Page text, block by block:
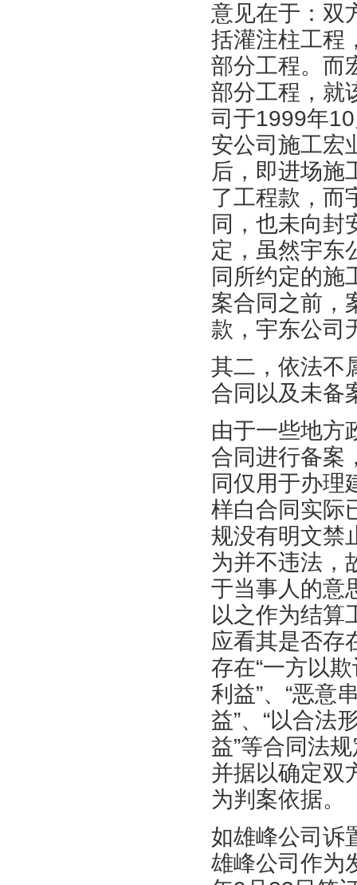
意见在于：双
括灌注柱工程
部分工程。而
部分工程，就
司于1999年
安公司施工宏
后，即进场施
了工程款，而
同，也未向封
定，虽然宇东
同所约定的施
案合同之前，
款，宇东公司
其二，依法不
合同以及未备
由于一些地方
合同进行备案
同仅用于办理
样白合同实际
规没有明文禁
为并不违法，
于当事人的意
以之作为结算
应看其是否存
存在“一方以
利益”、“恶意
益”、“以合法
益”等合同法
并据以确定双
为判案依据。
如雄峰公司诉
雄峰公司作为